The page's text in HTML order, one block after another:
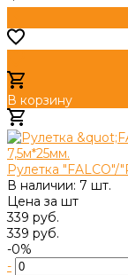
В корзину
Рулетка
В наличии: 7 шт.
Цена за шт
339 руб.
339 руб.
-0%
-